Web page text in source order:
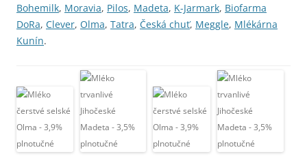
Bohemilk, Moravia, Pilos, Madeta, K-Jarmark, Biofarma
DoRa, Clever, Olma, Tatra, Česká chuť, Meggle, Mlékárna
Kunín.